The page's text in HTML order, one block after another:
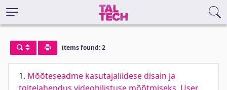
items found: 2
1. Mõõteseadme kasutajaliidese disain ja